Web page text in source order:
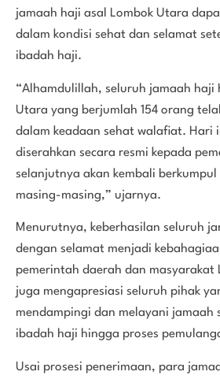
jamaah haji asal Lombok Utara
dalam kondisi sehat dan selamat
ibadah haji.
“Alhamdulillah, seluruh jamaah haji
Utara yang berjumlah 154 orang
dalam keadaan sehat walafiat. Hari
diserahkan secara resmi kepada
selanjutnya akan kembali
masing-masing,” ujarnya.
Menurutnya, keberhasilan seluruh
dengan selamat menjadi
pemerintah daerah dan masyarakat
juga mengapresiasi seluruh pihak
mendampingi dan melayani jamaah
ibadah haji hingga proses
Usai prosesi penerimaan, para